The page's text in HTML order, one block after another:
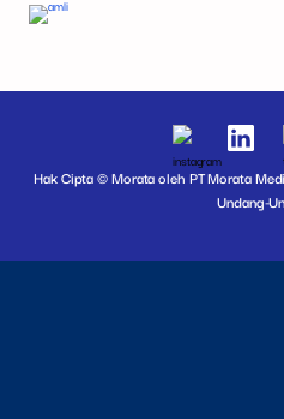
Hak Cipta © Morata oleh PT Morata
Undang-